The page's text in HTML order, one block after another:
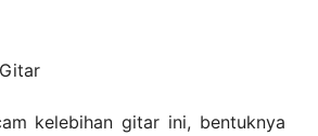
kelebihan gitar ini, bentuknya